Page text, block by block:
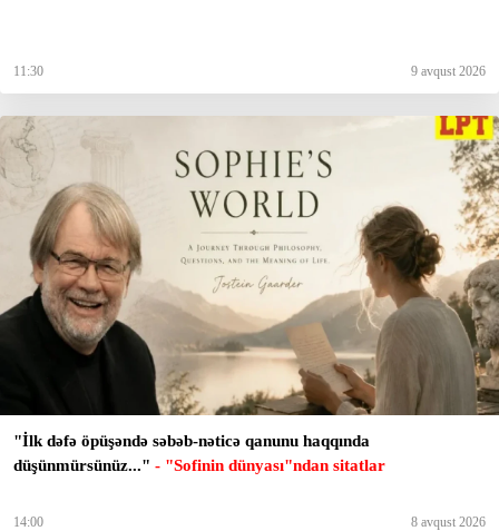
11:30 9 avqust 2026
"İlk dəfə öpüşəndə səbəb-nəticə qanunu haqqında
düşünmürsünüz..." - "Sofinin dünyası"ndan sitatlar
14:00 8 avqust 2026